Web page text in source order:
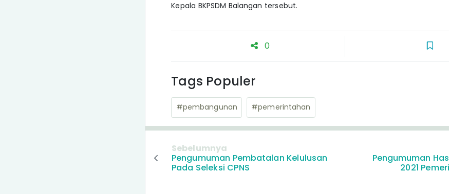
Kepala BKPSDM Balangan tersebut.
0
Tags Populer
#pembangunan #pemerintahan
Sebelumnya
Pengumuman Pembatalan Kelulusan
Pada Seleksi CPNS
Pengumuman
2021